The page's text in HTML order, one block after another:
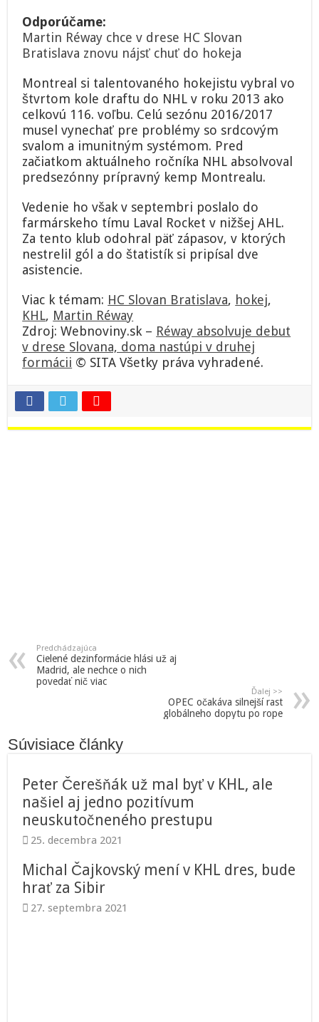
Odporúčame:
Martin Réway chce v drese HC Slovan
Bratislava znovu nájsť chuť do hokeja
Montreal si talentovaného hokejistu vybral vo
štvrtom kole draftu do NHL v roku 2013 ako
celkovú 116. voľbu. Celú sezónu 2016/2017
musel vynechať pre problémy so srdcovým
svalom a imunitným systémom. Pred
začiatkom aktuálneho ročníka NHL absolvoval
predsezónny prípravný kemp Montrealu.
Vedenie ho však v septembri poslalo do
farmárskeho tímu Laval Rocket v nižšej AHL.
Za tento klub odohral päť zápasov, v ktorých
nestrelil gól a do štatistík si pripísal dve
asistencie.
Viac k témam: HC Slovan Bratislava, hokej,
KHL, Martin Réway
Zdroj: Webnoviny.sk – Réway absolvuje debut
v drese Slovana, doma nastúpi v druhej
formácii © SITA Všetky práva vyhradené.
Predchádzajúca
Cielené dezinformácie hlási už aj
Madrid, ale nechce o nich
povedať nič viac
Ďalej >>
OPEC očakáva silnejší rast
globálneho dopytu po rope
Súvisiace články
Peter Čerešňák už mal byť v KHL, ale
našiel aj jedno pozitívum
neuskutočneného prestupu
25. decembra 2021
Michal Čajkovský mení v KHL dres, bude
hrať za Sibir
27. septembra 2021